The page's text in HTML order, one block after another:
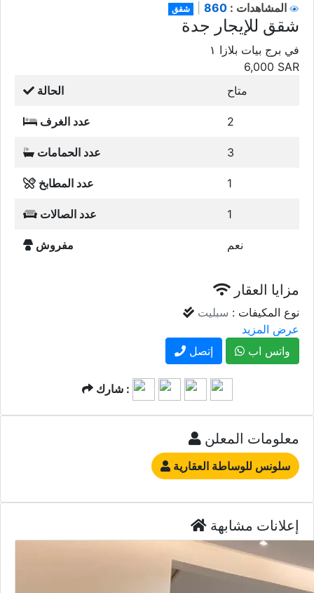
شقق المشاهدات :
شقق للإيجار جدة
في برج بيات بلازا ١
6,000 SAR
الحالة
متاح
عدد الغرف 2
عدد الحمامات 3
عدد المطابخ 1
عدد الصالات 1
مفروش نعم
مزايا العقار
نوع المكيفات : سبليت
عرض المزيد
إتصل
واتس اب
شارك :
معلومات المعلن
سلونس للوساطة العقارية
إعلانات مشابهة